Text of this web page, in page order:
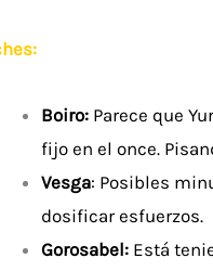
Boiro: Parece que
fijo en el once.
Vesga: Posibles
dosificar esfuerzos.
Gorosabel: Está